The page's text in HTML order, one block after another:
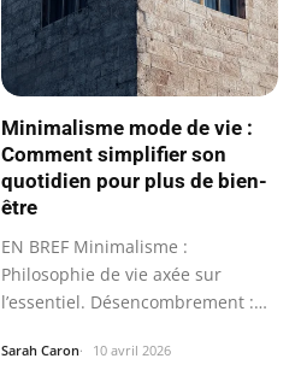
Minimalisme mode de vie :
Comment simplifier son
quotidien pour plus de bien-
être
EN BREF Minimalisme :
Philosophie de vie axée sur
l’essentiel. Désencombrement :
Sarah Caron 10 avril 2026